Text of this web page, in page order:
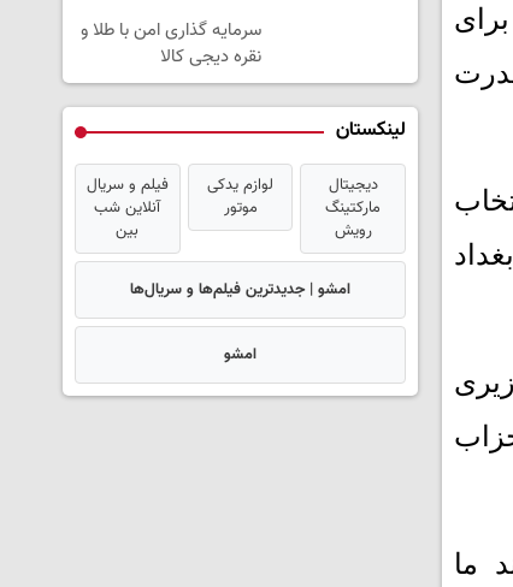
ما
سرمایه گذاری امن با طلا و
نقره دیجی کالا
لینکستان
دیجیتال
مارکتینگ
رویش
لوازم یدکی
موتور
فیلم و سریال
آنلاین شب
بین
امشو | جدیدترین فیلم‌ها و سریال‌ها
امشو